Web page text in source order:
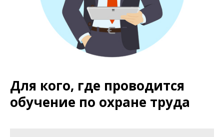
Для кого, где проводится
обучение по охране труда